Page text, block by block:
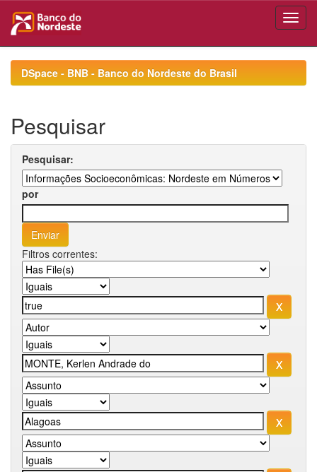
navigationDSpace - BNB - Banco do Nordeste do Brasil
Pesquisar
Pesquisar:
por
Filtros correntes: